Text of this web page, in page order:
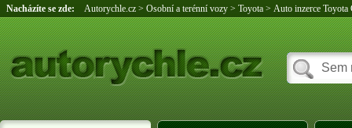
Nacházíte se zde: Autorychle.cz > Osobní a terénní vozy > Toyota > Auto inzerce Toyota